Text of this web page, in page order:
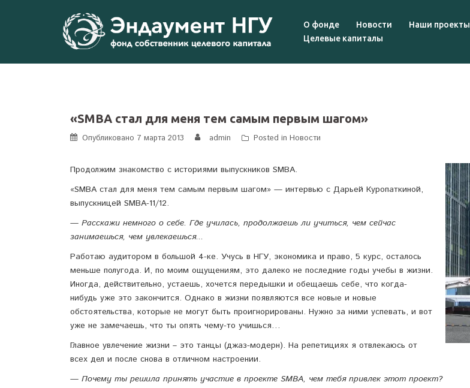
О фонде Новости Наши проекты
Целевые капиталы
«SMBA стал для меня тем самым первым шагом»
Опубликовано 7 марта 2013 admin Posted in Новости
Продолжим знакомство с историями выпускников SMBA.
«SMBA стал для меня тем самым первым шагом» — интервью с Дарьей Куропаткиной,
выпускницей SMBA-11/12.
— Расскажи немного о себе. Где училась, продолжаешь ли учиться, чем сейчас
занимаешься, чем увлекаешься...
Работаю аудитором в большой 4-ке. Учусь в НГУ, экономика и право, 5 курс, осталось
меньше полугода. И, по моим ощущениям, это далеко не последние годы учебы в жизни.
Иногда, действительно, устаешь, хочется передышки и обещаешь себе, что когда-
нибудь уже это закончится. Однако в жизни появляются все новые и новые
обстоятельства, которые не могут быть проигнорированы. Нужно за ними успевать, и вот
уже не замечаешь, что ты опять чему-то учишься…
Главное увлечение жизни – это танцы (джаз-модерн). На репетициях я отвлекаюсь от
всех дел и после снова в отличном настроении.
— Почему ты решила принять участие в проекте SMBA, чем тебя привлек этот проект?